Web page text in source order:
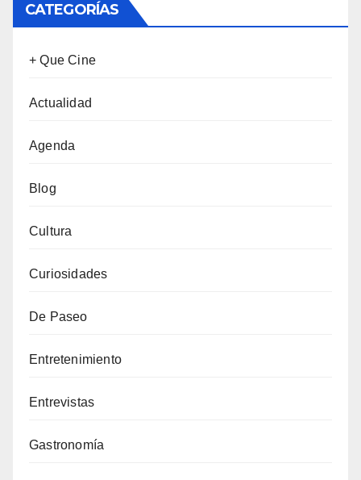
CATEGORÍAS
+ Que Cine
Actualidad
Agenda
Blog
Cultura
Curiosidades
De Paseo
Entretenimiento
Entrevistas
Gastronomía